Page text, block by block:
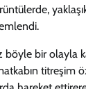
böyle bir olayla
titreşim